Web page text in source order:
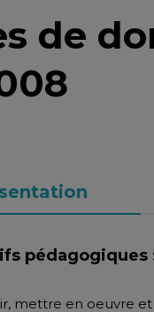
de
pédagogiques
mettre en oeuvre